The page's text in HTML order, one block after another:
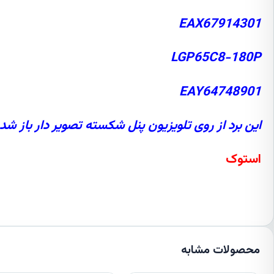
EAX67914301
LGP65C8-180P
EAY64748901
این برد از روی تلویزیون پنل شکسته تصویر دار باز
استوک
محصولات مشابه